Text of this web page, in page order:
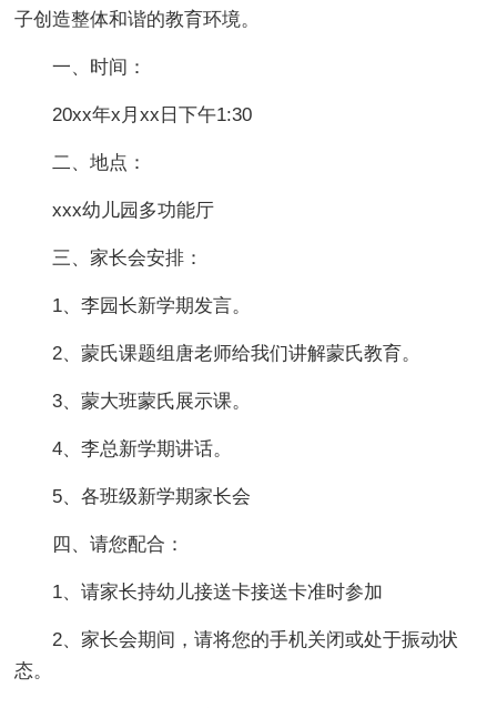
子创造整体和谐的教育环境。
一、时间：
20xx年x月xx日下午1:30
二、地点：
xxx幼儿园多功能厅
三、家长会安排：
1、李园长新学期发言。
2、蒙氏课题组唐老师给我们讲解蒙氏教育。
3、蒙大班蒙氏展示课。
4、李总新学期讲话。
5、各班级新学期家长会
四、请您配合：
1、请家长持幼儿接送卡接送卡准时参加
2、家长会期间，请将您的手机关闭或处于振动状
态。